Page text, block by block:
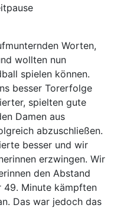
Worten,
wollten nun
spielen können.
besser Torerfolge
spielten gute
Damen aus
abzuschließen.
besser und wir
erzwingen. Wir
den Abstand
49. Minute kämpften
Das war jedoch das